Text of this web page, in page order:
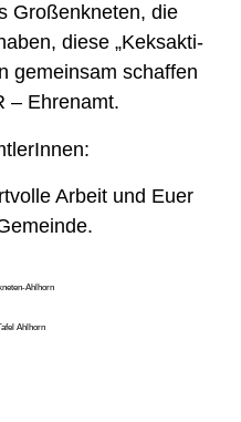
Groß­enkne­ten, die
die­se „Keks­ak­ti­
gemein­sam schaf­fen
– Ehren­amt.
Arbeit und Euer